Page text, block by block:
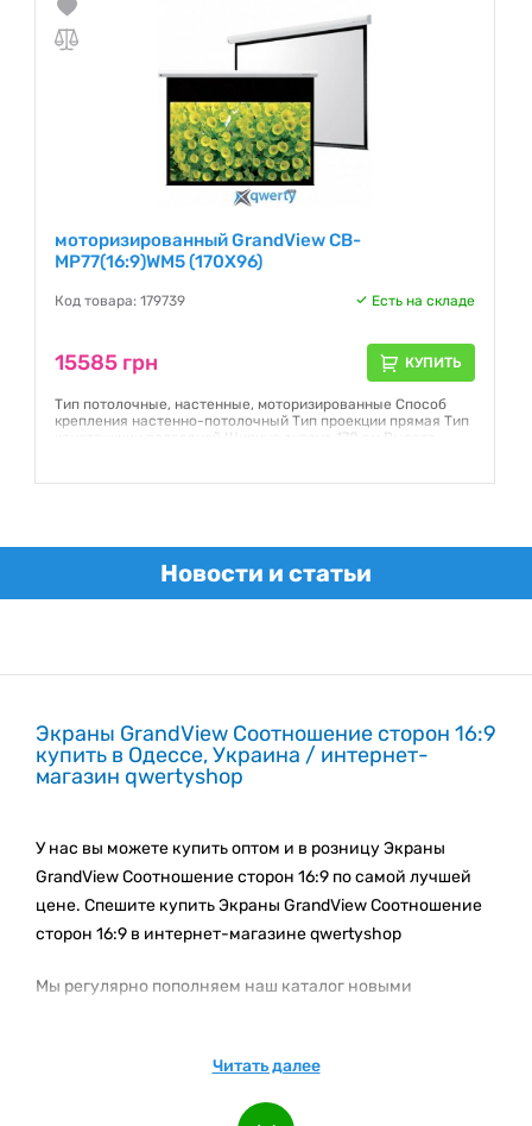
моторизированный GrandView CB-
MP77(16:9)WM5 (170X96)
Код товара: 179739 Есть на складе
15585 грн КУПИТЬ
Тип потолочные, настенные, моторизированные Способ
крепления настенно-потолочный Тип проекции прямая Тип
конструкции подвесной Ширина экрана 170 см Высота
Новости и статьи
Экраны GrandView Соотношение сторон 16:9
купить в Одессе, Украина / интернет-
магазин qwertyshop
У нас вы можете купить оптом и в розницу Экраны
GrandView Соотношение сторон 16:9 по самой лучшей
цене. Спешите купить Экраны GrandView Соотношение
сторон 16:9 в интернет-магазине qwertyshop
Мы регулярно пополняем наш каталог новыми
наших акционных предложениях и новинках.
Читать далее